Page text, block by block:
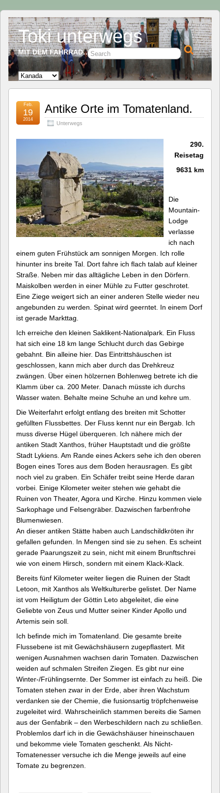
Toki unterwegs
MIT DEM FAHRRAD…
Antike Orte im Tomatenland.
Unterwegs
Feb.
19
2014
290.
Reisetag
9631 km
Die
Mountain-
Lodge
verlasse
ich nach
einem guten Frühstück am sonnigen Morgen. Ich rolle
hinunter ins breite Tal. Dort fahre ich flach talab auf kleiner
Straße. Neben mir das alltägliche Leben in den Dörfern.
Maiskolben werden in einer Mühle zu Futter geschrotet.
Eine Ziege weigert sich an einer anderen Stelle wieder neu
angebunden zu werden. Spinat wird geerntet. In einem Dorf
ist gerade Markttag.
Ich erreiche den kleinen Saklikent-Nationalpark. Ein Fluss
hat sich eine 18 km lange Schlucht durch das Gebirge
gebahnt. Bin alleine hier. Das Eintrittshäuschen ist
geschlossen, kann mich aber durch das Drehkreuz
zwängen. Über einen hölzernen Bohlenweg betrete ich die
Klamm über ca. 200 Meter. Danach müsste ich durchs
Wasser waten. Behalte meine Schuhe an und kehre um.
Die Weiterfahrt erfolgt entlang des breiten mit Schotter
gefüllten Flussbettes. Der Fluss kennt nur ein Bergab. Ich
muss diverse Hügel überqueren. Ich nähere mich der
antiken Stadt Xanthos, früher Hauptstadt und die größte
Stadt Lykiens. Am Rande eines Ackers sehe ich den oberen
Bogen eines Tores aus dem Boden herausragen. Es gibt
noch viel zu graben. Ein Schäfer treibt seine Herde daran
vorbei. Einige Kilometer weiter stehen wie gehabt die
Ruinen von Theater, Agora und Kirche. Hinzu kommen viele
Sarkophage und Felsengräber. Dazwischen farbenfrohe
Blumenwiesen.
An dieser antiken Stätte haben auch Landschildkröten ihr
gefallen gefunden. In Mengen sind sie zu sehen. Es scheint
gerade Paarungszeit zu sein, nicht mit einem Brunftschrei
wie von einem Hirsch, sondern mit einem Klack-Klack.
Bereits fünf Kilometer weiter liegen die Ruinen der Stadt
Letoon, mit Xanthos als Weltkulturerbe gelistet. Der Name
ist vom Heiligtum der Göttin Leto abgeleitet, die eine
Geliebte von Zeus und Mutter seiner Kinder Apollo und
Artemis sein soll.
Ich befinde mich im Tomatenland. Die gesamte breite
Flussebene ist mit Gewächshäusern zugepflastert. Mit
wenigen Ausnahmen wachsen darin Tomaten. Dazwischen
weiden auf schmalen Streifen Ziegen. Es gibt nur eine
Winter-/Frühlingsernte. Der Sommer ist einfach zu heiß. Die
Tomaten stehen zwar in der Erde, aber ihren Wachstum
verdanken sie der Chemie, die fusionsartig tröpfchenweise
zugeleitet wird. Wahrscheinlich stammen bereits die Samen
aus der Genfabrik – den Werbeschildern nach zu schließen.
Problemlos darf ich in die Gewächshäuser hineinschauen
und bekomme viele Tomaten geschenkt. Als Nicht-
Tomatenesser versuche ich die Menge jeweils auf eine
Tomate zu begrenzen.